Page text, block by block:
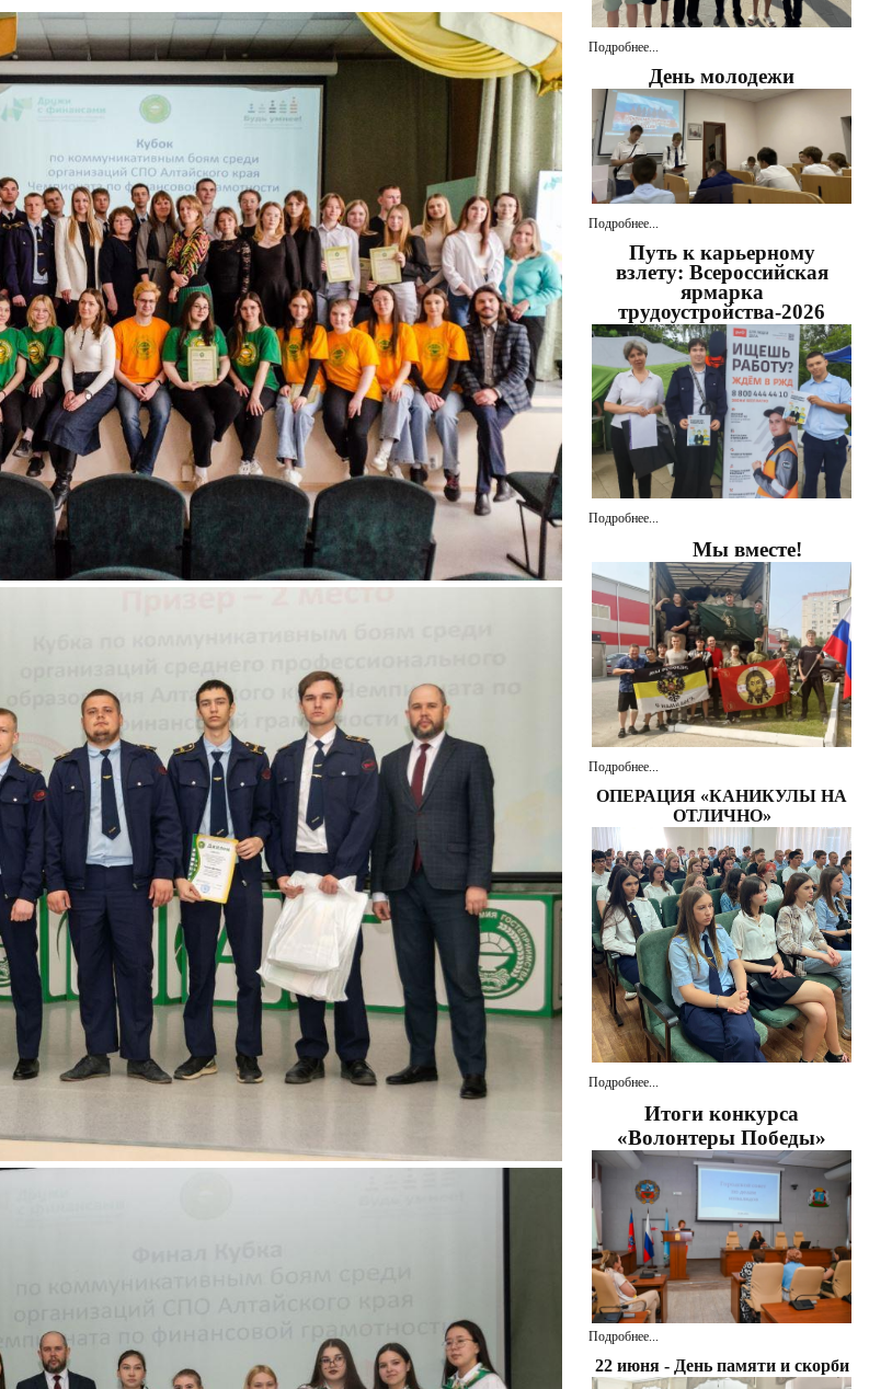
Подробнее...
День молодежи
Подробнее...
Путь к карьерному
взлету: Всероссийская
ярмарка
трудоустройства-2026
Подробнее...
Мы вместе!
Подробнее...
ОПЕРАЦИЯ «КАНИКУЛЫ НА
ОТЛИЧНО»
Подробнее...
Итоги конкурса
«Волонтеры Победы»
Подробнее...
22 июня - День памяти и скорби